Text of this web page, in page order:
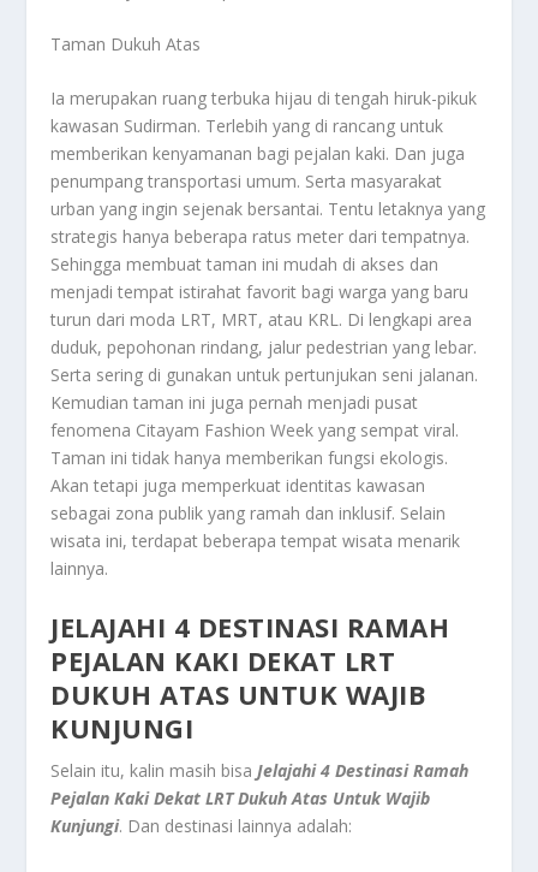
Taman Dukuh Atas
Ia merupakan ruang terbuka hijau di tengah hiruk-pikuk
kawasan Sudirman. Terlebih yang di rancang untuk
memberikan kenyamanan bagi pejalan kaki. Dan juga
penumpang transportasi umum. Serta masyarakat
urban yang ingin sejenak bersantai. Tentu letaknya yang
strategis hanya beberapa ratus meter dari tempatnya.
Sehingga membuat taman ini mudah di akses dan
menjadi tempat istirahat favorit bagi warga yang baru
turun dari moda LRT, MRT, atau KRL. Di lengkapi area
duduk, pepohonan rindang, jalur pedestrian yang lebar.
Serta sering di gunakan untuk pertunjukan seni jalanan.
Kemudian taman ini juga pernah menjadi pusat
fenomena Citayam Fashion Week yang sempat viral.
Taman ini tidak hanya memberikan fungsi ekologis.
Akan tetapi juga memperkuat identitas kawasan
sebagai zona publik yang ramah dan inklusif. Selain
wisata ini, terdapat beberapa tempat wisata menarik
lainnya.
JELAJAHI 4 DESTINASI RAMAH
PEJALAN KAKI DEKAT LRT
DUKUH ATAS UNTUK WAJIB
KUNJUNGI
Selain itu, kalin masih bisa Jelajahi 4 Destinasi Ramah
Pejalan Kaki Dekat LRT Dukuh Atas Untuk Wajib
Kunjungi. Dan destinasi lainnya adalah: